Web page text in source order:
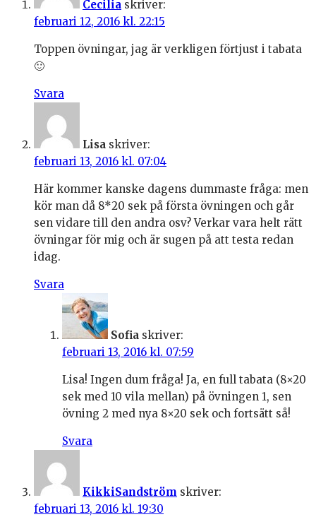
Cecilia skriver:
februari 12, 2016 kl. 22:15
Toppen övningar, jag är verkligen förtjust i tabata
🙂
Svara
Lisa skriver:
februari 13, 2016 kl. 07:04
Här kommer kanske dagens dummaste fråga: men
kör man då 8*20 sek på första övningen och går
sen vidare till den andra osv? Verkar vara helt rätt
övningar för mig och är sugen på att testa redan
idag.
Svara
Sofia skriver:
februari 13, 2016 kl. 07:59
Lisa! Ingen dum fråga! Ja, en full tabata (8×20
sek med 10 vila mellan) på övningen 1, sen
övning 2 med nya 8×20 sek och fortsätt så!
Svara
KikkiSandström skriver:
februari 13, 2016 kl. 19:30